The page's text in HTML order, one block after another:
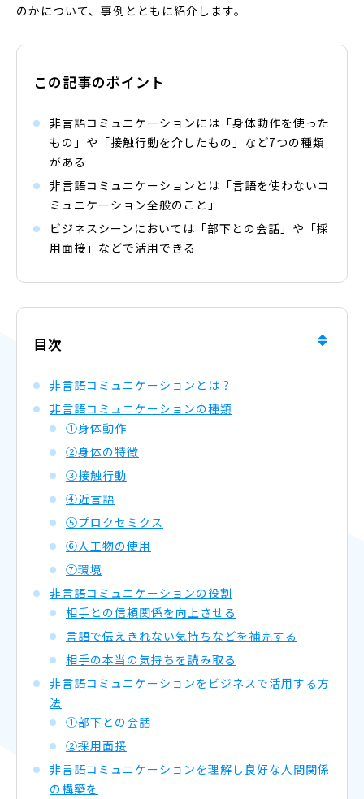
のかについて、事例とともに紹介します。
この記事のポイント
非言語コミュニケーションには「身体動作を使った
もの」や「接触行動を介したもの」など7つの種類
がある
非言語コミュニケーションとは「言語を使わないコ
ミュニケーション全般のこと」
ビジネスシーンにおいては「部下との会話」や「採
用面接」などで活用できる
目次
非言語コミュニケーションとは？
非言語コミュニケーションの種類
①身体動作
②身体の特徴
③接触行動
④近言語
⑤プロクセミクス
⑥人工物の使用
⑦環境
非言語コミュニケーションの役割
相手との信頼関係を向上させる
言語で伝えきれない気持ちなどを補完する
相手の本当の気持ちを読み取る
非言語コミュニケーションをビジネスで活用する方
法
①部下との会話
②採用面接
非言語コミュニケーションを理解し良好な人間関係
の構築を